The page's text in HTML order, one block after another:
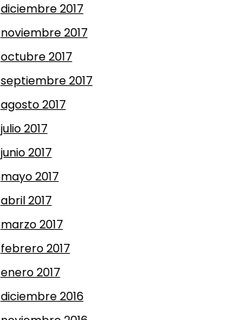
diciembre 2017
noviembre 2017
octubre 2017
septiembre 2017
agosto 2017
julio 2017
junio 2017
mayo 2017
abril 2017
marzo 2017
febrero 2017
enero 2017
diciembre 2016